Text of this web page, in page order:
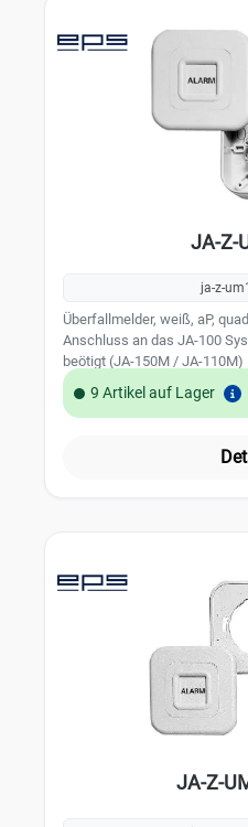
G107060
JA-Z-
ja-z-
Überfallmelder, weiß, aP,
Anschluss an das JA-100
beötigt (JA-150M / JA-
Betätigungskontakt:
Schließer G 196 044, VdS-
9 Artikel auf Lager
JA-Z-